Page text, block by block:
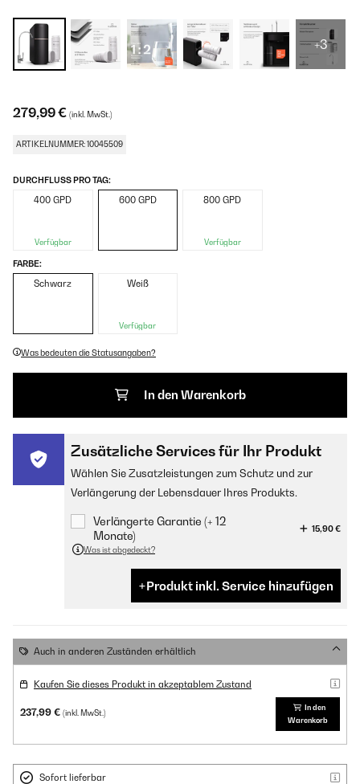
+3
279,99 € (inkl. MwSt.)
ARTIKELNUMMER: 10045509
DURCHFLUSS PRO TAG:
400 GPD
Verfügbar
600 GPD 800 GPD
Verfügbar
FARBE:
Schwarz Weiß
Verfügbar
Was bedeuten die Statusangaben?
In den Warenkorb
Zusätzliche Services für Ihr Produkt
Wählen Sie Zusatzleistungen zum Schutz und zur
Verlängerung der Lebensdauer Ihres Produkts.
Verlängerte Garantie (+ 12
Monate)
15,90 €
Was ist abgedeckt?
Produkt inkl. Service hinzufügen
Auch in anderen Zuständen erhältlich
Kaufen Sie dieses Produkt in akzeptablem Zustand
237,99 € (inkl. MwSt.)
In den
Warenkorb
Sofort lieferbar